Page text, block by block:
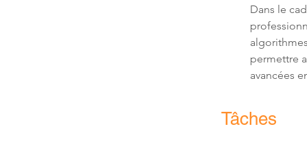
Dans le
permettre
avancées
Tâches